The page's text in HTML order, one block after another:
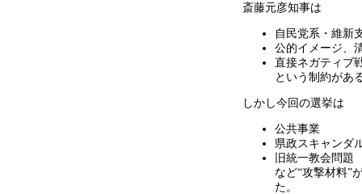
斎藤元彦知事は
自民党系・維新
公的イメージ、
直接ネガティブ
という制約があ
しかし今回の選挙は
公共事業
県政スキャンダ
旧統一教会問題
など“攻撃材料”
た。